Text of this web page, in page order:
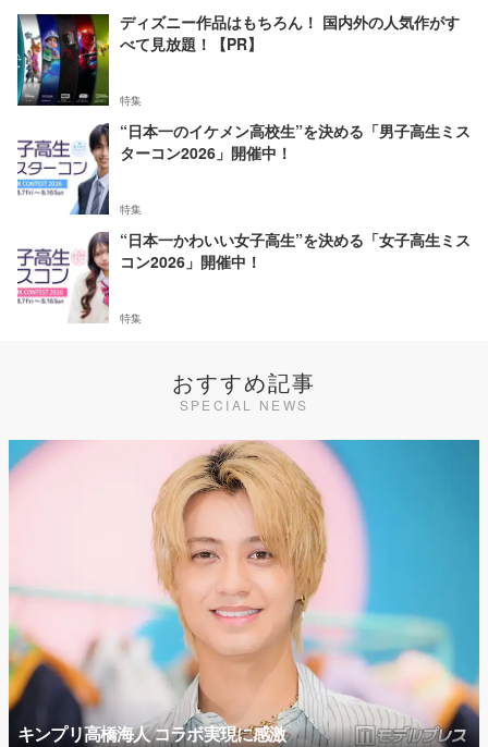
ディズニー作品はもちろん！ 国内外の人気作がす
べて見放題！【PR】
特集
“日本一のイケメン高校生”を決める「男子高生ミス
ターコン2026」開催中！
特集
“日本一かわいい女子高生”を決める「女子高生ミス
コン2026」開催中！
特集
おすすめ記事
SPECIAL NEWS
キンプリ高橋海人 コラボ実現に感激